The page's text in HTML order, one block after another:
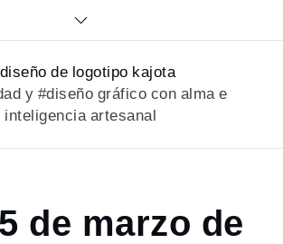
y #diseño gráfico con alma e
inteligencia artesanal
de marzo de